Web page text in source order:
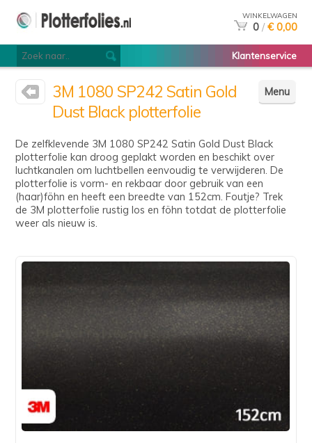
WINKELWAGEN
0 / € 0,00
Klantenservice
Menu
3M 1080 SP242 Satin Gold
Dust Black plotterfolie
De zelfklevende 3M 1080 SP242 Satin Gold Dust Black
plotterfolie kan droog geplakt worden en beschikt over
luchtkanalen om luchtbellen eenvoudig te verwijderen. De
plotterfolie is vorm- en rekbaar door gebruik van een
(haar)föhn en heeft een breedte van 152cm. Foutje? Trek
de 3M plotterfolie rustig los en föhn totdat de plotterfolie
weer als nieuw is.